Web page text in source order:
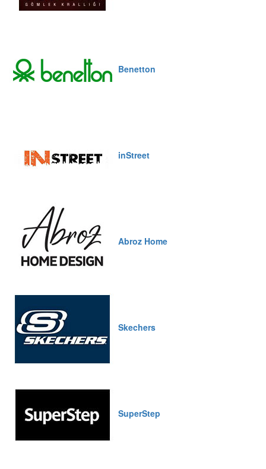
Benetton
inStreet
Abroz Home
Skechers
SuperStep